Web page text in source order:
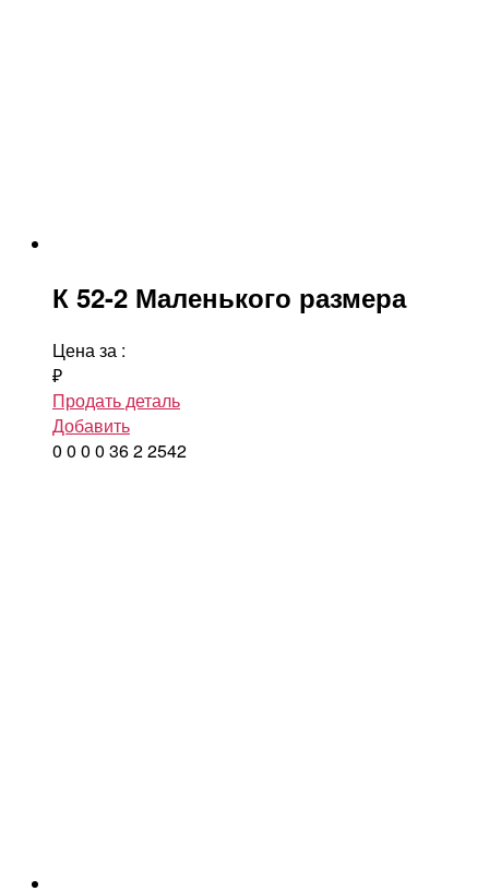
К 52-2 Маленького размера
Цена за :
₽
Продать деталь
Добавить
0 0 0 0 3622542